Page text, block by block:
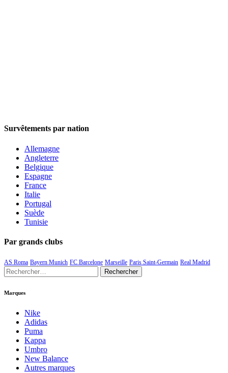
Survêtements par nation
Allemagne
Angleterre
Belgique
Espagne
France
Italie
Portugal
Suède
Tunisie
Par grands clubs
AS Roma Bayern Munich FC Barcelone Marseille Paris Saint-Germain Real Madrid
Rechercher :
Marques
Nike
Adidas
Puma
Kappa
Umbro
New Balance
Autres marques